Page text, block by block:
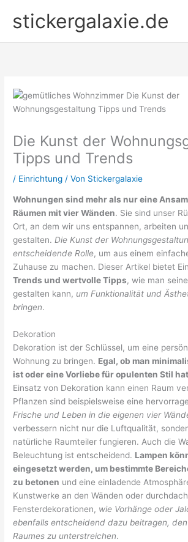
Inhaltstickergalaxie.de
Die Kunst der
Tipps und Trends
/ Einrichtung / Von Stickergalaxie
Wohnungen sind mehr als nur eine
Räumen mit vier Wänden. Sie sind unser
Ort, an dem wir uns entspannen, arbeiten
gestalten.Die Kunst der
entscheidende Rolle, um aus einem
Zuhause zu machen. Dieser Artikel bietet
Trends und wertvolle Tipps, wie man
gestalten kann, um Funktionalität und
bringen.
Dekoration
Dekoration ist der Schlüssel, um eine
Wohnung zu bringen. Egal, ob man
ist oder eine Vorliebe für opulenten Stil hat
Einsatz von Dekoration kann einen Raum
Pflanzen sind beispielsweise eine
Frische und Leben in die eigenen vier
verbessern nicht nur die Luftqualität,
natürliche Raumteiler fungieren. Auch die
Beleuchtung ist entscheidend. Lampen
eingesetzt werden, um bestimmte
zu betonen und eine einladende
Kunstwerke an den Wänden oder
Fensterdekorationen, wie Vorhänge oder
ebenfalls entscheidend dazu beitragen,
Raumes zu unterstreichen.